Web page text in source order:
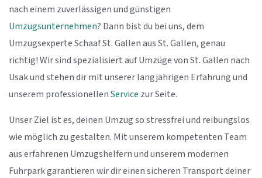
nach einem zuverlässigen und günstigen
Umzugsunternehmen? Dann bist du bei uns, dem
Umzugsexperte Schaaf St. Gallen aus St. Gallen, genau
richtig! Wir sind spezialisiert auf Umzüge von St. Gallen nach
Usak und stehen dir mit unserer langjährigen Erfahrung und
unserem professionellenService zur Seite.
Unser Ziel ist es, deinen Umzug so stressfrei und reibungslos
wie möglich zu gestalten. Mit unserem kompetenten Team
aus erfahrenen Umzugshelfern und unserem modernen
Fuhrpark garantieren wir dir einen sicheren Transport deiner